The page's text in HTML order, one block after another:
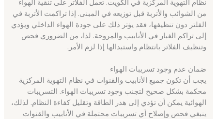
من الشوائب والأتربة قبل توزيعه في المبنى. إذا تراكمت الأتربة في
الفلتر دون تنظيفها، فقد يؤثر ذلك على جودة الهواء الداخلي ويؤدي
إلى تراكم الغبار في الأنابيب والمروحة. لذا، من الضروري فحص
وتنظيف الفلاتر بانتظام واستبدالها إذا لزم الأمر.
ضمان عدم وجود تسريبات الهواء
يجب أن تكون جميع الأنابيب والقنوات في نظام التهوية المركزية
محكمة بشكل صحيح لتجنب وجود تسريبات الهواء. التسريبات
الهوائية يمكن أن تؤدي إلى هدر الطاقة وتقليل كفاءة النظام. لذلك،
ينبغي فحص وإصلاح أي تسريبات محتملة في الأنابيب والقنوات